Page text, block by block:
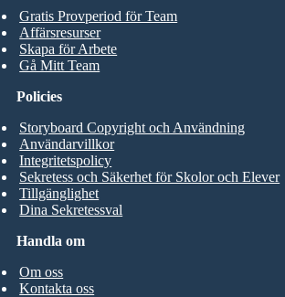
Gratis Provperiod för Team
Affärsresurser
Skapa för Arbete
Gå Mitt Team
Handla om
Om oss
Kontakta oss
Policies
Storyboard Copyright och Användning
Användarvillkor
Integritetspolicy
Sekretess och Säkerhet för Skolor och Elever
Tillgänglighet
Dina Sekretessval